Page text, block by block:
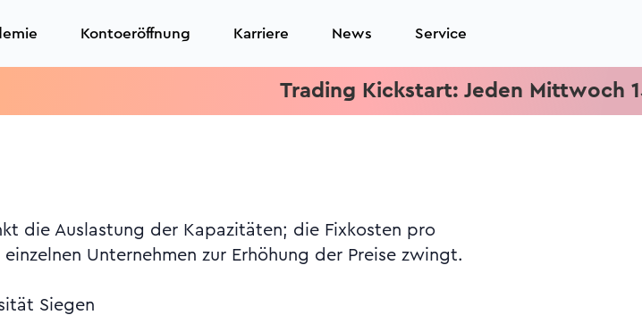
Kontoeröffnung Karriere News Service
Trading Kickstart: Jeden Mittwoch 15.15
die Auslastung der Kapazitäten; die Fixkosten pro
Unternehmen zur Erhöhung der Preise zwingt.
Siegen